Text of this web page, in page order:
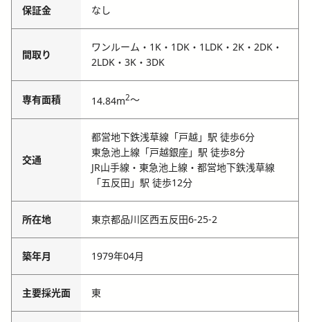
保証金 なし
間取り
ワンルーム・1K・1DK・1LDK・2K・2DK・
2LDK・3K・3DK
専有面積 14.84m2～
交通
都営地下鉄浅草線「戸越」駅 徒歩6分
東急池上線「戸越銀座」駅 徒歩8分
JR山手線・東急池上線・都営地下鉄浅草線
「五反田」駅 徒歩12分
所在地 東京都品川区西五反田6-25-2
築年月 1979年04月
主要採光面 東